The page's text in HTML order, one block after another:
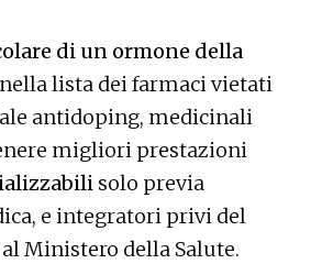
di un ormone della
lista dei farmaci vietati
antidoping, medicinali
migliori prestazioni
solo previa
e integratori privi del
Ministero della Salute.